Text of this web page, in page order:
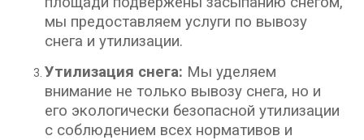
мы предоставляем услуги по вывозу
снега и утилизации.
Утилизация снега: Мы уделяем
внимание не только вывозу снега, но и
его экологически безопасной утилизации
с соблюдением всех нормативов и